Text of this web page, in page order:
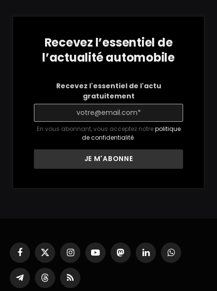
Recevez l’essentiel de
l’actualité automobile
Recevez l'essentiel de l'actu
gratuitement
En vous abonnant, vous acceptez notrepolitique
de confidentialité.
Facebook
X
(Twitter)
InstagramYouTubeMastodonLinkedInWhatsApp
PartagerThreadsRSS